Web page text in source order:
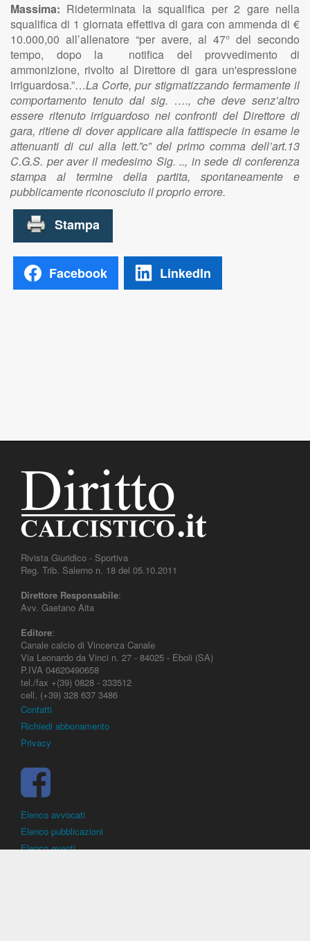
Massima: Rideterminata la squalifica per 2 gare nella
squalifica di 1 giornata effettiva di gara con ammenda di €
10.000,00 all’allenatore “per avere, al 47° del secondo
tempo, dopo la notifica del provvedimento di
ammonizione, rivolto al Direttore di gara un'espressione
irriguardosa.”…La Corte, pur stigmatizzando fermamente il
comportamento tenuto dal sig. …., che deve senz’altro
essere ritenuto irriguardoso nei confronti del Direttore di
gara, ritiene di dover applicare alla fattispecie in esame le
attenuanti di cui alla lett.”c” del primo comma dell’art.13
C.G.S. per aver il medesimo Sig. .., in sede di conferenza
stampa al termine della partita, spontaneamente e
pubblicamente riconosciuto il proprio errore.
Facebook LinkedIn
Rivista Giuridico - Sportiva
Reg. Trib. Salerno n. 18 del 05.10.2011
Direttore Responsabile:
Avv. Gaetano Aita
Editore:
Canale calcio di Vincenza Canale
Via Leonardo da Vinci n. 27 - 84025 - Eboli (SA)
P.IVA 04620490658
tel./fax +(39) 0828 - 333512
cell. (+39) 328 637 3486
Contatti
Richiedi abbonamento
Privacy
Elenco avvocati
Elenco pubblicazioni
Elenco eventi